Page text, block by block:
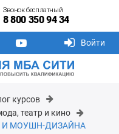
Звонок бесплатный
8 800 350 94 34
Войти
курсов
театр и кино
И МОУШН-ДИЗАЙНА